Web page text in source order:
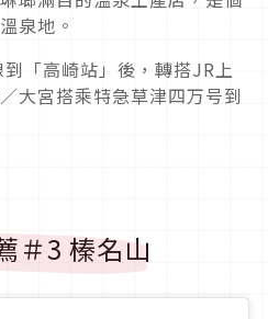
泉地。
「高崎站」後，轉搭JR上
大宮搭乘特急草津四万号到
＃3 榛名山